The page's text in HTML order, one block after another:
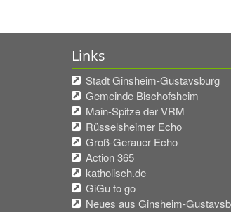
Links
Stadt Ginsheim-Gustavsburg
Gemeinde Bischofsheim
Main-Spitze der VRM
Rüsselsheimer Echo
Groß-Gerauer Echo
Action 365
katholisch.de
GiGu to go
Neues aus Ginsheim-